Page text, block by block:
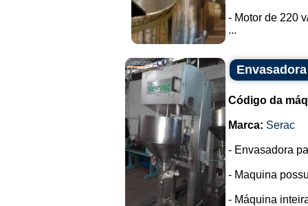
- Motor de 220
...
Código da
Marca: Serac
- Envasadora
- Maquina
- Máquina